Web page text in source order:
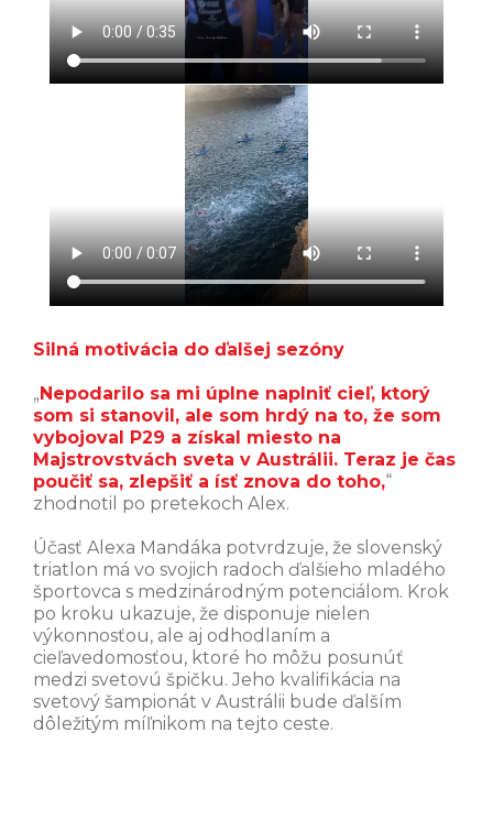
Silná motivácia do ďalšej sezóny
„Nepodarilo sa mi úplne naplniť cieľ, ktorý
som si stanovil, ale som hrdý na to, že som
vybojoval P29 a získal miesto na
Majstrovstvách sveta v Austrálii. Teraz je čas
poučiť sa, zlepšiť a ísť znova do toho,“
zhodnotil po pretekoch Alex.
Účasť Alexa Mandáka potvrdzuje, že slovenský
triatlon má vo svojich radoch ďalšieho mladého
športovca s medzinárodným potenciálom. Krok
po kroku ukazuje, že disponuje nielen
výkonnosťou, ale aj odhodlaním a
cieľavedomosťou, ktoré ho môžu posunúť
medzi svetovú špičku. Jeho kvalifikácia na
svetový šampionát v Austrálii bude ďalším
dôležitým míľnikom na tejto ceste.